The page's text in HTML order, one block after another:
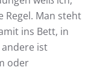
Regel. Man steht
ins Bett, in
andere ist
oder